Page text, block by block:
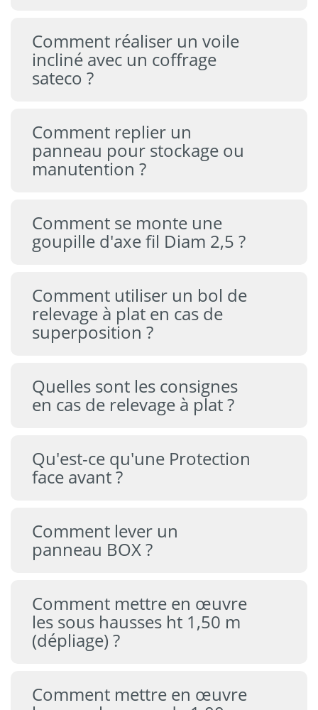
Comment réaliser un voile
incliné avec un coffrage
sateco ?
Comment replier un
panneau pour stockage ou
manutention ?
Comment se monte une
goupille d'axe fil Diam 2,5 ?
Comment utiliser un bol de
relevage à plat en cas de
superposition ?
Quelles sont les consignes
en cas de relevage à plat ?
Qu'est-ce qu'une Protection
face avant ?
Comment lever un
panneau BOX ?
Comment mettre en œuvre
les sous hausses ht 1,50 m
(dépliage) ?
Comment mettre en œuvre